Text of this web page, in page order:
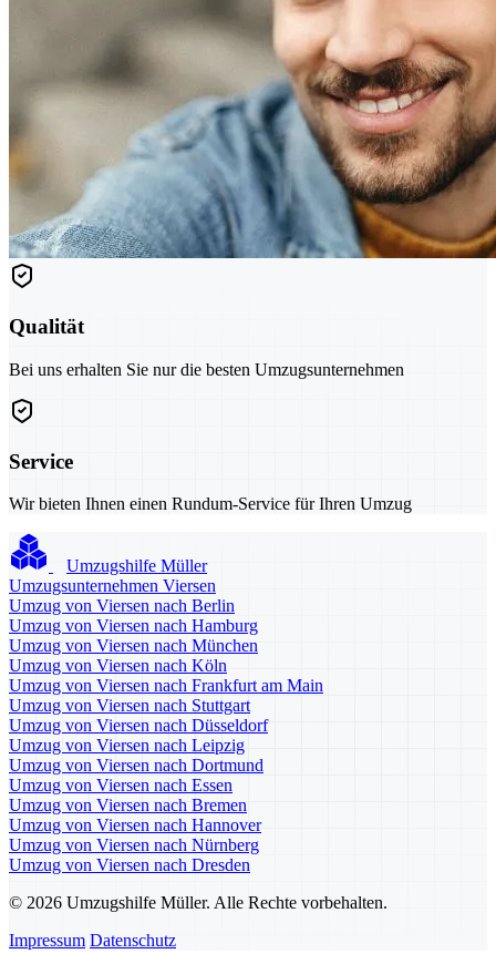
Qualität
Bei uns erhalten Sie nur die besten Umzugsunternehmen
Service
Wir bieten Ihnen einen Rundum-Service für Ihren Umzug
Umzugshilfe Müller
Umzugsunternehmen Viersen
Umzug von Viersen nach Berlin
Umzug von Viersen nach Hamburg
Umzug von Viersen nach München
Umzug von Viersen nach Köln
Umzug von Viersen nach Frankfurt am Main
Umzug von Viersen nach Stuttgart
Umzug von Viersen nach Düsseldorf
Umzug von Viersen nach Leipzig
Umzug von Viersen nach Dortmund
Umzug von Viersen nach Essen
Umzug von Viersen nach Bremen
Umzug von Viersen nach Hannover
Umzug von Viersen nach Nürnberg
Umzug von Viersen nach Dresden
© 2026 Umzugshilfe Müller. Alle Rechte vorbehalten.
Impressum Datenschutz